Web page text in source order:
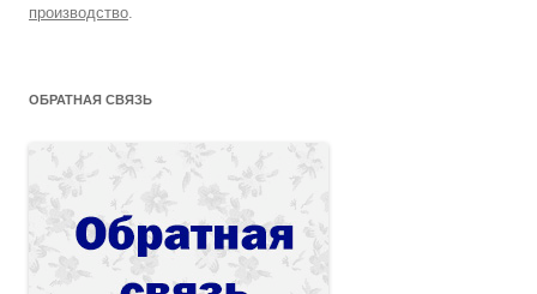
производство
ОБРАТНАЯ СВЯЗЬ